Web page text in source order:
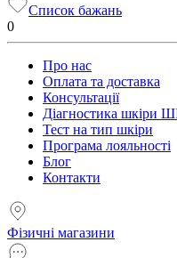
Список бажань
0
Про нас
Оплата та доставка
Консультації
Діагностика шкіри
Тест на тип шкіри
Програма лояльності
Блог
Контакти
Фізичні магазини